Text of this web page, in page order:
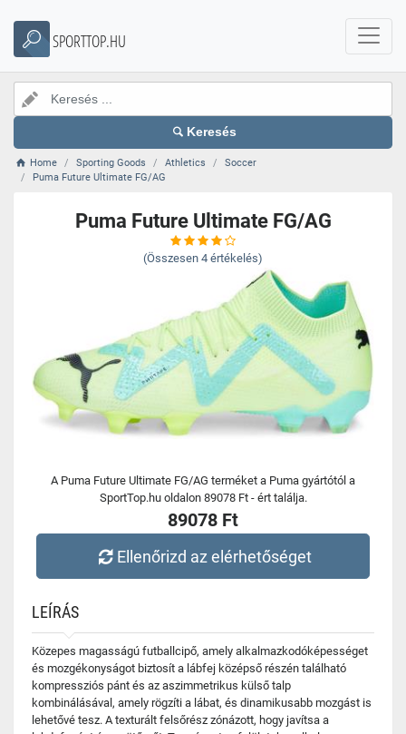
SPORTTOP.HU
Keresés
Home Sporting Goods Athletics
Soccer
Puma Future Ultimate FG/AG
Puma Future Ultimate FG/AG
(Összesen 4 értékelés)
A Puma Future Ultimate FG/AG terméket a Puma gyártótól a
SportTop.hu oldalon 89078 Ft - ért találja.
89078 Ft
Ellenőrizd az elérhetőséget
LEÍRÁS
Közepes magasságú futballcipő, amely alkalmazkodóképességet
és mozgékonyságot biztosít a lábfej középső részén található
kompressziós pánt és az aszimmetrikus külső talp
kombinálásával, amely rögzíti a lábat, és dinamikusabb mozgást is
lehetővé tesz. A texturált felsőrész zónázott, hogy javítsa a